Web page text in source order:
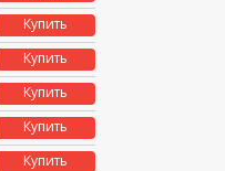
Купить
Купить
Купить
Купить
Купить